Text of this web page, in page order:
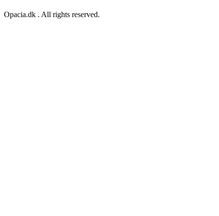
Opacia.dk . All rights reserved.